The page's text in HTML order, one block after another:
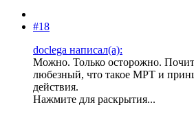
#18
doclega написал(а):
Можно. Только осторожно.
любезный, что такое МРТ и
действия.
Нажмите для раскрытия...